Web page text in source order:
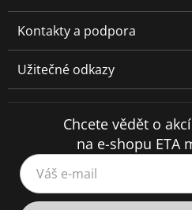
Kontakty a podpora
Užitečné odkazy
Chcete vědět o
na e-shopu ETA
Váš e-mail